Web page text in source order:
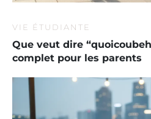
VIE ÉTUDIANTE
Que veut dire
complet pour les parents